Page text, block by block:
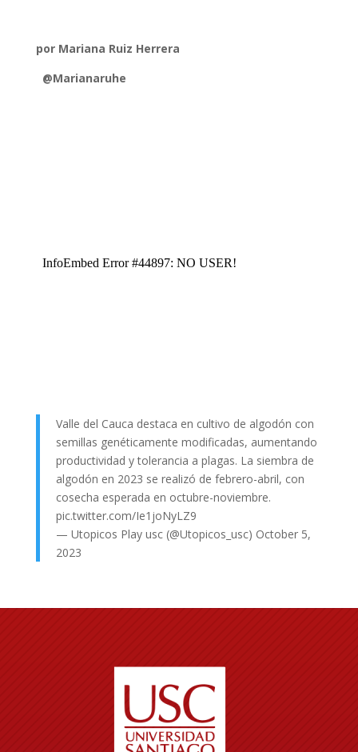
por Mariana Ruiz Herrera
@Marianaruhe
Valle del Cauca destaca en cultivo de algodón con
semillas genéticamente modificadas, aumentando
productividad y tolerancia a plagas. La siembra de
algodón en 2023 se realizó de febrero-abril, con
cosecha esperada en octubre-noviembre.
pic.twitter.com/Ie1joNyLZ9
— Utopicos Play usc (@Utopicos_usc) October 5,
2023